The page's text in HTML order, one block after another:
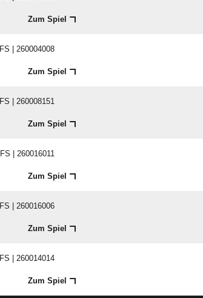
Zum Spiel
FS | 260004008
Zum Spiel
FS | 260008151
Zum Spiel
FS | 260016011
Zum Spiel
FS | 260016006
Zum Spiel
FS | 260014014
Zum Spiel